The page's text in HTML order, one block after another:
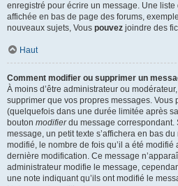
enregistré pour écrire un message. Une
affichée en bas de page des forums,
nouveaux sujets, Vous pouvez joindre des
Haut
Comment modifier ou supprimer un
À moins d’être administrateur ou
supprimer que vos propres messages. Vous
(quelquefois dans une durée limitée après
bouton modifierdu message correspondant.
message, un petit texte s’affichera en bas
modifié, le nombre de fois qu’il a été modifié
dernière modification. Ce message
administrateur modifie le message,
une note indiquant qu’ils ont modifié le